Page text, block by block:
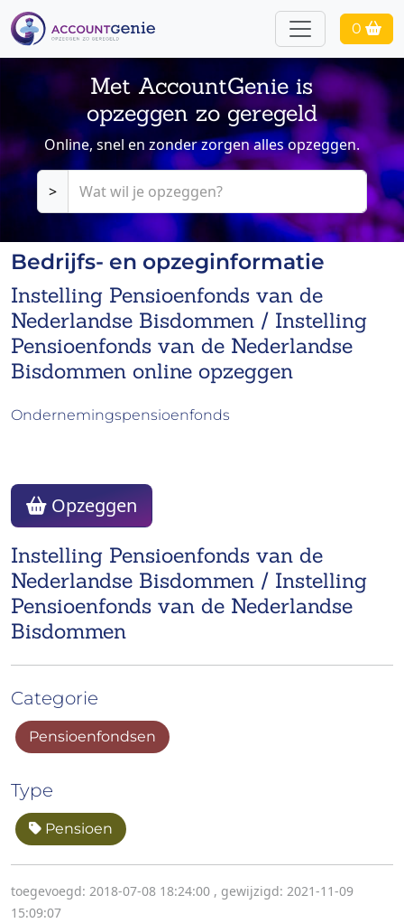
0
Met AccountGenie is
opzeggen zo geregeld
Online, snel en zonder zorgen alles opzeggen.
>
Bedrijfs- en opzeginformatie
Instelling Pensioenfonds van de
Nederlandse Bisdommen / Instelling
Pensioenfonds van de Nederlandse
Bisdommen online opzeggen
Ondernemingspensioenfonds
Instelling Pensioenfonds van de
Nederlandse Bisdommen / Instelling
Pensioenfonds van de Nederlandse
Bisdommen
Opzeggen
Categorie
Pensioenfondsen
Type
Pensioen
toegevoegd: 2018-07-08 18:24:00 , gewijzigd: 2021-11-09
15:09:07